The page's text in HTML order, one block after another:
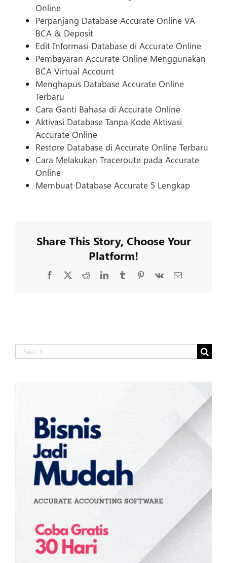
Online
Perpanjang Database Accurate Online VA
BCA & Deposit
Edit Informasi Database di Accurate Online
Pembayaran Accurate Online Menggunakan
BCA Virtual Account
Menghapus Database Accurate Online
Terbaru
Cara Ganti Bahasa di Accurate Online
Aktivasi Database Tanpa Kode Aktivasi
Accurate Online
Restore Database di Accurate Online Terbaru
Cara Melakukan Traceroute pada Accurate
Online
Membuat Database Accurate 5 Lengkap
Share This Story, Choose Your
Platform!
Facebook
X RedditLinkedInTumblrPinterest
Vk Email
Search
for: